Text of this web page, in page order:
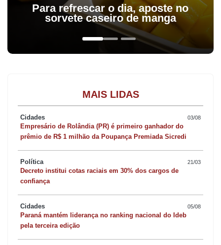
Para refrescar o dia, aposte no
sorvete caseiro de manga
MAIS LIDAS
Cidades 03/08
Empresário de Rolândia (PR) é primeiro ganhador do
prêmio de R$ 1 milhão da Poupança Premiada Sicredi
Política 21/03
Decreto institui cotas raciais em 30% dos cargos de
confiança
Cidades 05/08
Paraná mantém liderança no ranking nacional do Ideb
pela terceira edição